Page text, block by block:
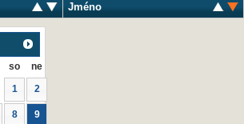
Jméno
so ne
1 2
8 9